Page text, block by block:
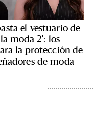
el vestuario de
moda 2': los
la protección de
de moda